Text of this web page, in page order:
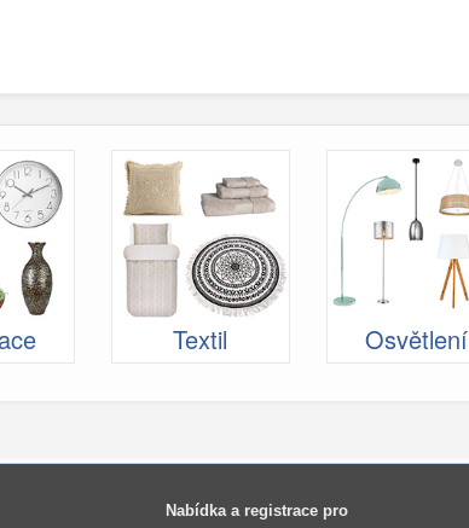
Textil Osvětlení
Nabídka a registrace pro